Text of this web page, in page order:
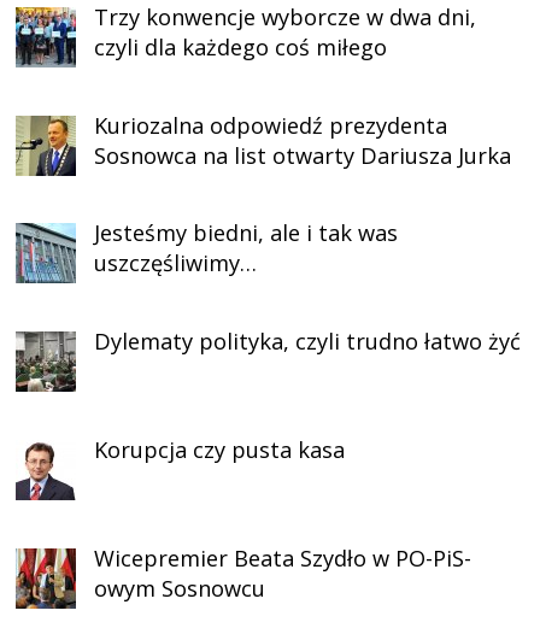
Trzy konwencje wyborcze w dwa dni,
czyli dla każdego coś miłego
Kuriozalna odpowiedź prezydenta
Sosnowca na list otwarty Dariusza Jurka
Jesteśmy biedni, ale i tak was
uszczęśliwimy…
Dylematy polityka, czyli trudno łatwo żyć
Korupcja czy pusta kasa
Wicepremier Beata Szydło w PO-PiS-
owym Sosnowcu